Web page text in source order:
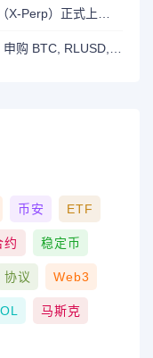
币安 ETF
约 稳定币
协议 Web3
马斯克